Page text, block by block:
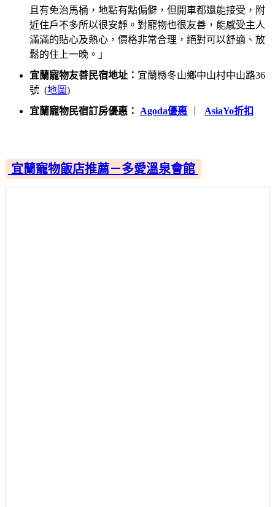
且有免治馬桶，地點有點偏僻，但開車都還能接受，附
近住戶不多所以很安靜。對寵物也很友善，能感受主人
滿滿的貼心及熱心，價格非常合理，絕對可以舒適、放
鬆的住上一晚。」
宜蘭寵物友善民宿地址： 宜蘭縣冬山鄉中山村中山路36
號 (地圖)
宜蘭寵物民宿訂房優惠：
Agoda優惠 AsiaYo折扣
宜蘭寵物飯店推薦－多愛溫泉會館